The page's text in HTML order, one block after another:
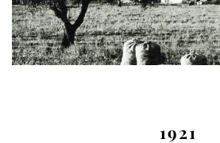
1921